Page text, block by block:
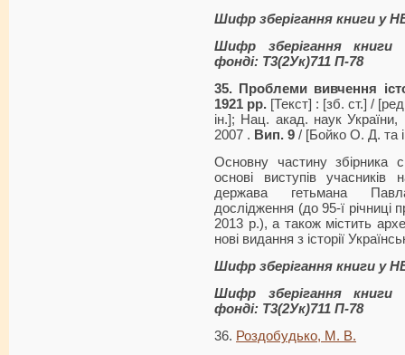
Шифр зберігання книги у
Шифр зберігання книги
фонді: Т3(2Ук)711 П-78
35. Проблеми вивчення
1921 рр. [Текст] : [зб. ст.] /
ін.]; Нац. акад. наук України,
2007 . Вип. 9 / [Бойко О. Д. та
Основну частину збірника
основі виступів учасників
держава гетьмана
дослідження (до 95-ї річниці
2013 р.), а також містить
нові видання з історії
Шифр зберігання книги у
Шифр зберігання книги
фонді: Т3(2Ук)711 П-78
36. Роздобудько, М. В.